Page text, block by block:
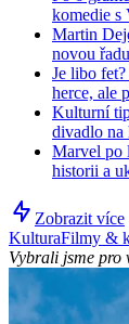
komedie s
Martin
novou řadu
Je libo
herce, ale
Kulturní
divadlo na
Marvel po
historii a
Zobrazit více
KulturaFilmy &
Vybrali jsme pro